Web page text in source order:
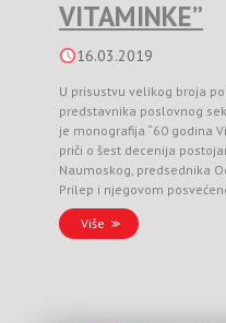
VITAMINKE”
16.03.2019
U prisustvu velikog broja
predstavnika poslovnog
je monografija “60 godina
priči o šest decenija
Naumoskog, predsednika
Prilep i njegovom
Više